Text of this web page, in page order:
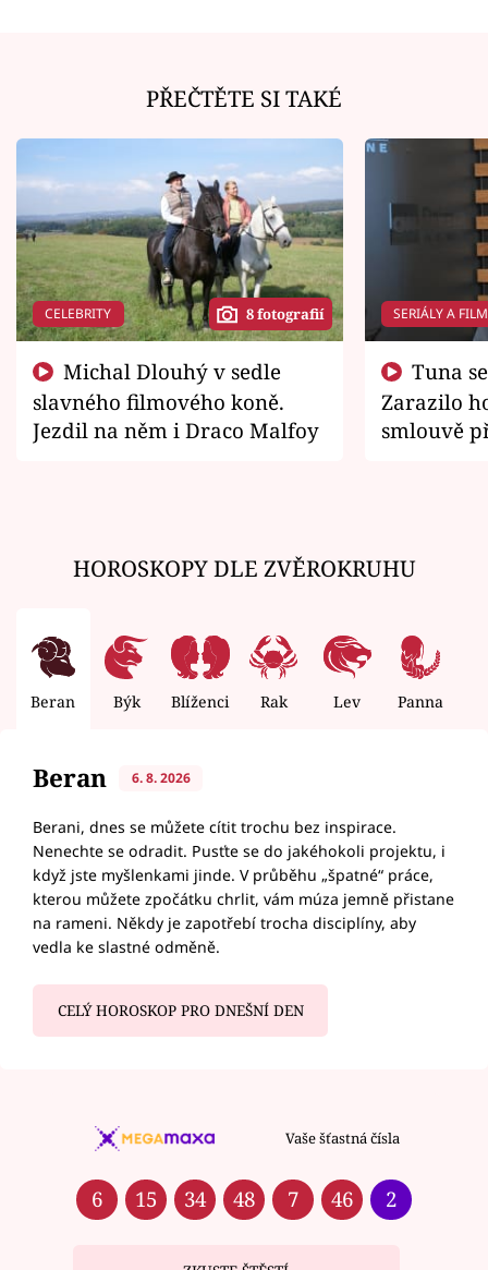
PŘEČTĚTE SI TAKÉ
CELEBRITY 8 fotografií
slavného filmového koně.
Jezdil na něm i Draco Malfoy
SERIÁLY A
Zarazilo
smlouvě
HOROSKOPY DLE ZVĚROKRUHU
Beran Býk Blíženci Rak Lev Panna
Beran 6. 8. 2026
Berani, dnes se můžete cítit trochu bez inspirace.
Nenechte se odradit. Pusťte se do jakéhokoli projektu, i
když jste myšlenkami jinde. V průběhu „špatné“ práce,
kterou můžete zpočátku chrlit, vám múza jemně přistane
na rameni. Někdy je zapotřebí trocha disciplíny, aby
vedla ke slastné odměně.
CELÝ HOROSKOP PRO DNEŠNÍ DEN
Vaše šťastná čísla
6 15 34 48 7 46 2